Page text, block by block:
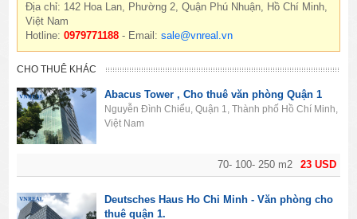
Địa chỉ: 142 Hoa Lan, Phường 2, Quận Phú Nhuận, Hồ Chí Minh,
Việt Nam
Hotline:0979771188 - Email:sale@vnreal.vn
CHO THUÊ KHÁC
23 USD
70- 100- 250 m2
Abacus Tower , Cho thuê văn phòng Quận 1
Nguyễn Đình Chiểu, Quận 1, Thành phố Hồ Chí Minh,
Việt Nam
Deutsches Haus Ho Chi Minh - Văn phòng cho
thuê quận 1.